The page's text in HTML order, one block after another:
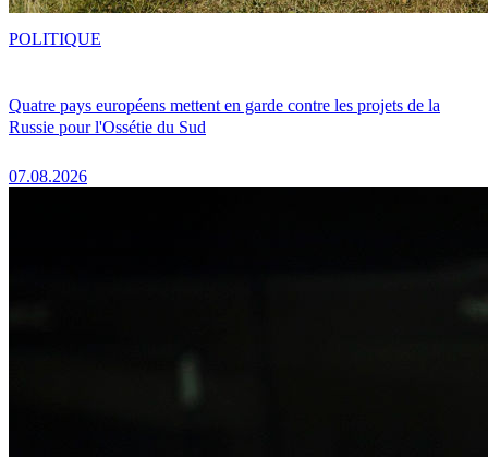
Quatre pays européens mettent en garde contre les projets de la
Russie pour l'Ossétie du Sud
07.08.2026
POLITIQUE